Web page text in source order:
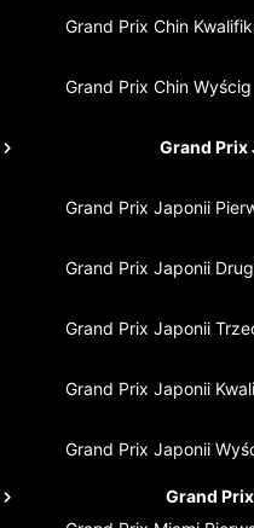
Grand Prix Chin
Grand Prix Chin Wyścig
Grand Prix
Grand Prix Japonii
Grand Prix Japonii
Grand Prix Japonii
Grand Prix Japonii
Grand Prix Japonii
Grand